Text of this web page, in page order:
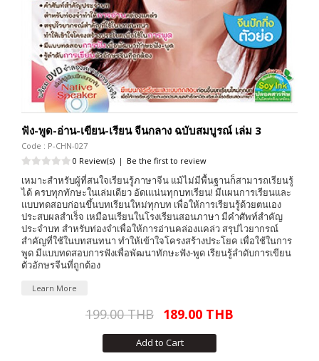
ฟัง-พูด-อ่าน-เขียน-เรียน จีนกลาง ฉบับสมบูรณ์ เล่ม 3
Code : P-CHN-027
0 Review(s) | Be the first to review
เหมาะสำหรับผู้ที่สนใจเรียนรู้ภาษาจีน แม้ไม่มีพื้นฐานก็สามารถเรียนรู้
ได้ ครบทุกทักษะในเล่มเดียว อัดเแน่นทุกบทเรียน! มีแผนการเรียนและ
แบบทดสอบก่อนขึ้นบทเรียนใหม่ทุกบท เพื่อให้การเรียนรู้ด้วยตนเอง
ประสบผลสำเร็จ เหมือนเรียนในโรงเรียนสอนภาษา มีคำศัพท์สำคัญ
ประจำบท สำหรับท่องจำเพื่อให้การอ่านคล่องแคล่ว สรุปไวยากรณ์
สำคัญที่ใช้ในบทสนทนา ทำให้เข้าใจโครงสร้างประโยค เพื่อใช้ในการ
พูด มีแบบทดสอบการฟังเพื่อพัฒนาทักษะฟัง-พูด เรียนรู้ลำดับการเขียน
ตัวอักษรจีนที่ถูกต้อง
Learn More
199.00 THB 189.00 THB
Add to Cart